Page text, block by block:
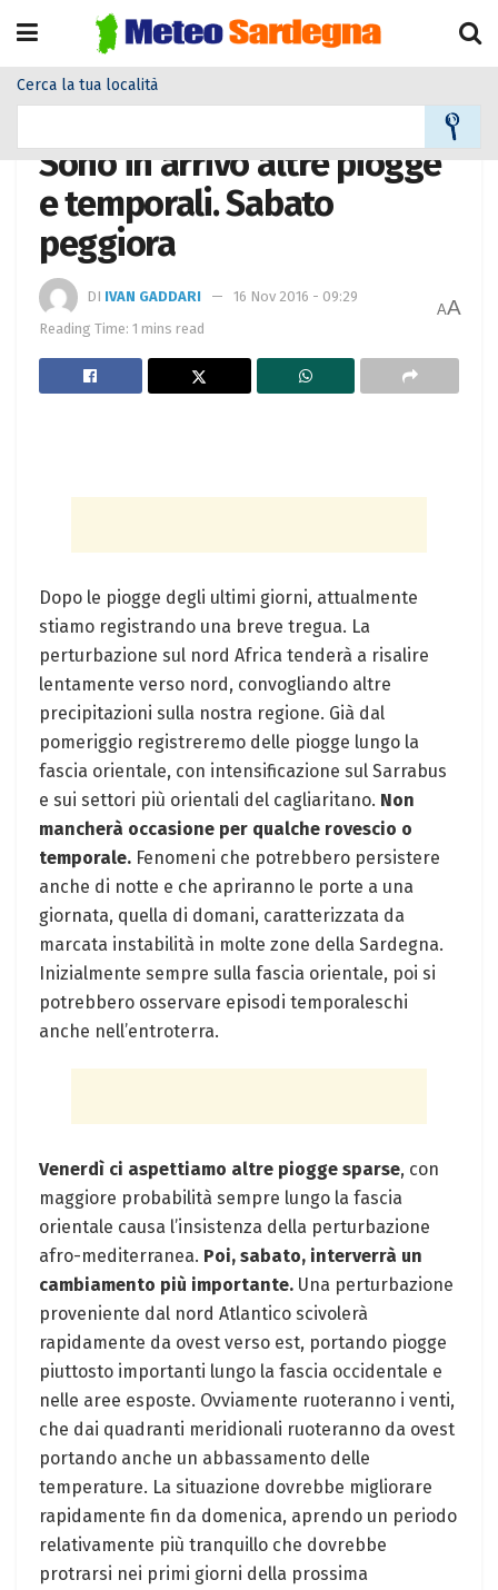
Cerca la tua località
Sono in arrivo altre piogge
e temporali. Sabato
peggiora
DI IVAN GADDARI
16 Nov 2016 - 09:29
Reading Time: 1 mins read
AA
Dopo le piogge degli ultimi giorni, attualmente
stiamo registrando una breve tregua. La
perturbazione sul nord Africa tenderà a risalire
lentamente verso nord, convogliando altre
precipitazioni sulla nostra regione. Già dal
pomeriggio registreremo delle piogge lungo la
fascia orientale, con intensificazione sul Sarrabus
e sui settori più orientali del cagliaritano. Non
mancherà occasione per qualche rovescio o
temporale. Fenomeni che potrebbero persistere
anche di notte e che apriranno le porte a una
giornata, quella di domani, caratterizzata da
marcata instabilità in molte zone della Sardegna.
Inizialmente sempre sulla fascia orientale, poi si
potrebbero osservare episodi temporaleschi
anche nell’entroterra.
Venerdì ci aspettiamo altre piogge sparse, con
maggiore probabilità sempre lungo la fascia
orientale causa l’insistenza della perturbazione
afro-mediterranea. Poi, sabato, interverrà un
cambiamento più importante. Una perturbazione
proveniente dal nord Atlantico scivolerà
rapidamente da ovest verso est, portando piogge
piuttosto importanti lungo la fascia occidentale e
nelle aree esposte. Ovviamente ruoteranno i venti,
che dai quadranti meridionali ruoteranno da ovest
portando anche un abbassamento delle
temperature. La situazione dovrebbe migliorare
rapidamente fin da domenica, aprendo un periodo
relativamente più tranquillo che dovrebbe
protrarsi nei primi giorni della prossima